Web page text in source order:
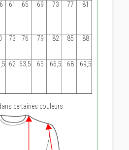
61 65 69 73 77 81
73 76 79 82 85 88
62 63,5 65 66,5 68 69,5
certaines couleurs